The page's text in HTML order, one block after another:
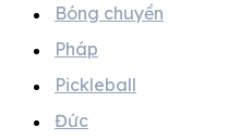
Bóng chuyền
Pháp
Pickleball
Đức